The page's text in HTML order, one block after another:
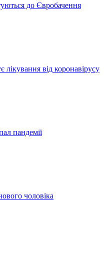
до Євробачення
лікування від коронавірусу
пандемії
чоловіка